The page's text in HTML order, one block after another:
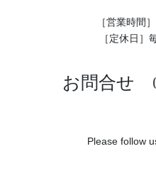
［営業時間
［定休日］
お問合せ
Please follow